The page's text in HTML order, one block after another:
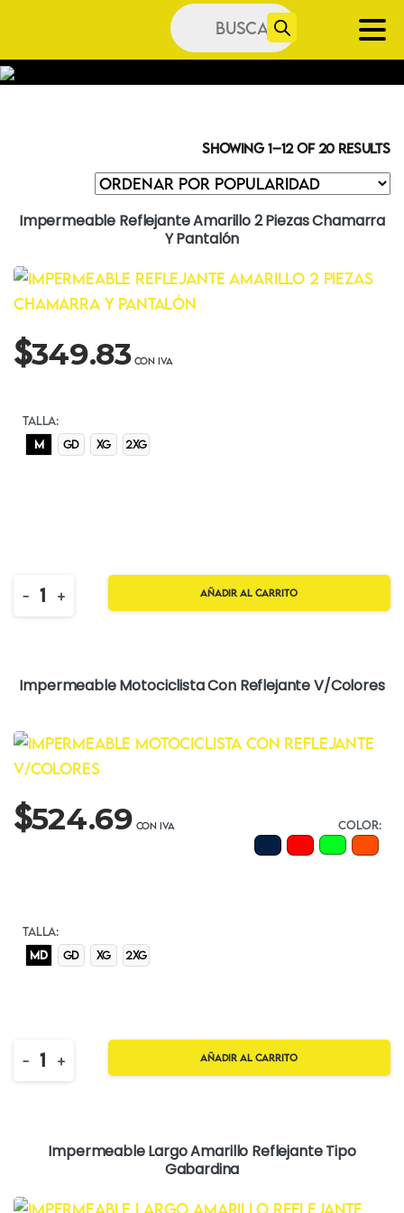
Búsqueda
de
productos
Showing 1–12 of 20 results
Impermeable Reflejante Amarillo 2 Piezas Chamarra
Y Pantalón
$349.83
TALLA:
M
GD XG 2XG
Quantity
- + Añadir al carrito
Impermeable Motociclista Con Reflejante V/Colores
$524.69 COLOR:
TALLA:
MD
GD XG 2XG
Quantity
- + Añadir al carrito
Impermeable Largo Amarillo Reflejante Tipo
Gabardina